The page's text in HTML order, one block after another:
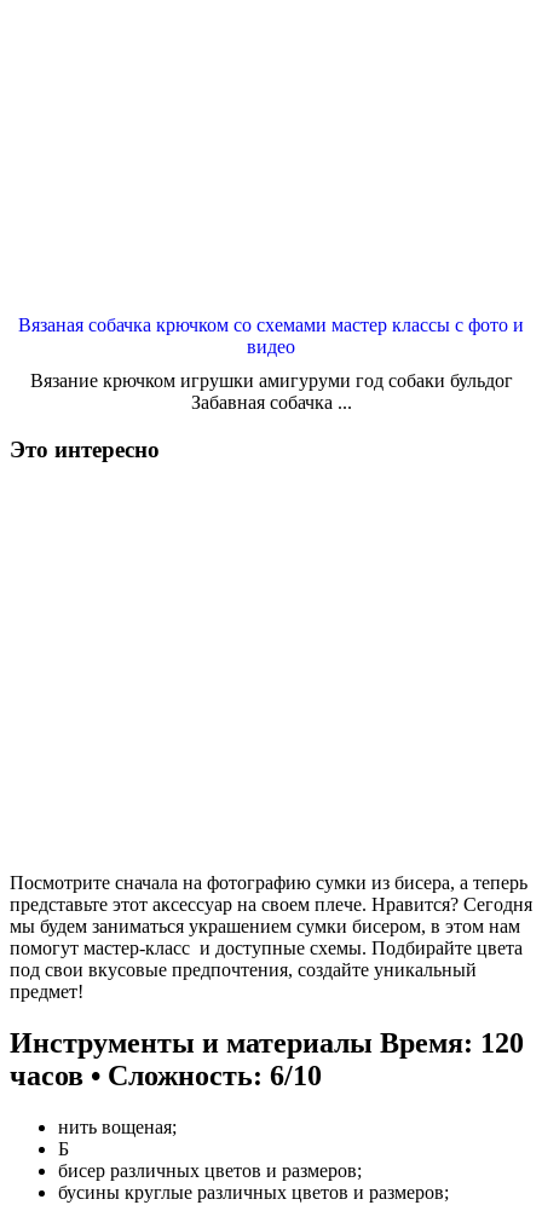
Вязаная собачка крючком со схемами мастер классы с фото и
видео
Вязание крючком игрушки амигуруми год собаки бульдог
Забавная собачка ...
Это интересно
Посмотрите сначала на фотографию сумки из бисера, а теперь
представьте этот аксессуар на своем плече. Нравится? Сегодня
мы будем заниматься украшением сумки бисером, в этом нам
помогут мастер-класс и доступные схемы. Подбирайте цвета
под свои вкусовые предпочтения, создайте уникальный
предмет!
Инструменты и материалы Время: 120
часов • Сложность: 6/10
нить вощеная;
Б
бисер различных цветов и размеров;
бусины круглые различных цветов и размеров;